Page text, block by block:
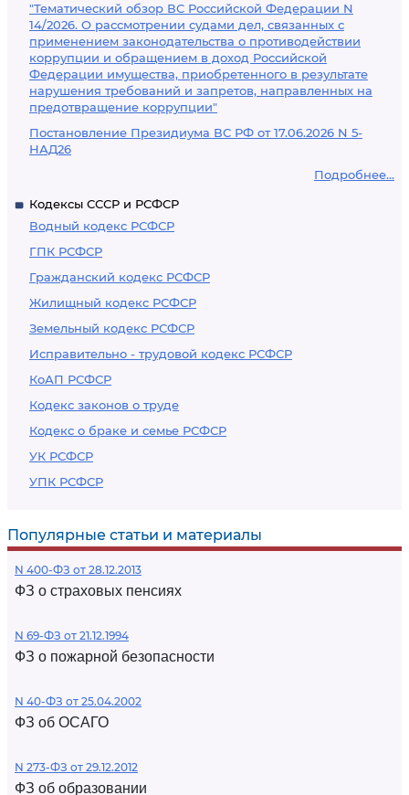
"Тематический обзор ВС Российской Федерации N
14/2026. О рассмотрении судами дел, связанных с
применением законодательства о противодействии
коррупции и обращением в доход Российской
Федерации имущества, приобретенного в результате
нарушения требований и запретов, направленных на
предотвращение коррупции"
Постановление Президиума ВС РФ от 17.06.2026 N 5-
НАД26
Подробнее...
Кодексы СССР и РСФСР
Водный кодекс РСФСР
ГПК РСФСР
Гражданский кодекс РСФСР
Жилищный кодекс РСФСР
Земельный кодекс РСФСР
Исправительно - трудовой кодекс РСФСР
КоАП РСФСР
Кодекс законов о труде
Кодекс о браке и семье РСФСР
УК РСФСР
УПК РСФСР
Популярные статьи и материалы
N 400-ФЗ от 28.12.2013
ФЗ о страховых пенсиях
N 69-ФЗ от 21.12.1994
ФЗ о пожарной безопасности
N 40-ФЗ от 25.04.2002
ФЗ об ОСАГО
N 273-ФЗ от 29.12.2012
ФЗ об образовании